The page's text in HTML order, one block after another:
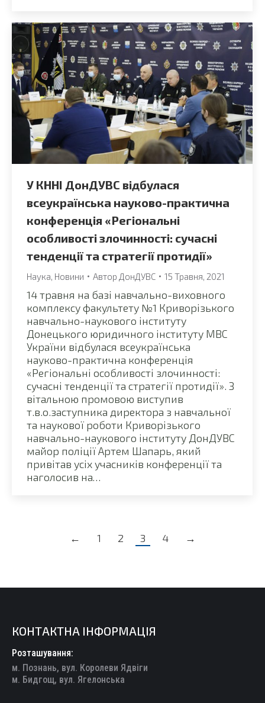
У КННІ ДонДУВС відбулася
всеукраїнська науково-практична
конференція «Регіональні
особливості злочинності: сучасні
тенденції та стратегії протидії»
Наука Новини Автор ДонДУВС 15 Травня, 2021
14 травня на базі навчально-виховного
комплексу факультету №1 Криворізького
навчально-наукового інституту
Донецького юридичного інституту МВС
України відбулася всеукраїнська
науково-практична конференція
«Регіональні особливості злочинності:
сучасні тенденції та стратегії протидії». З
вітальною промовою виступив
т.в.о.заступника директора з навчальної
та наукової роботи Криворізького
навчально-наукового інституту ДонДУВС
майор поліції Артем Шапарь, який
привітав усіх учасників конференції та
наголосив на…
← 1 2 3 4 →
КОНТАКТНА ІНФОРМАЦІЯ
Розташування:
м. Познань, вул. Королеви Ядвіги
м. Бидгощ, вул. Ягелонська